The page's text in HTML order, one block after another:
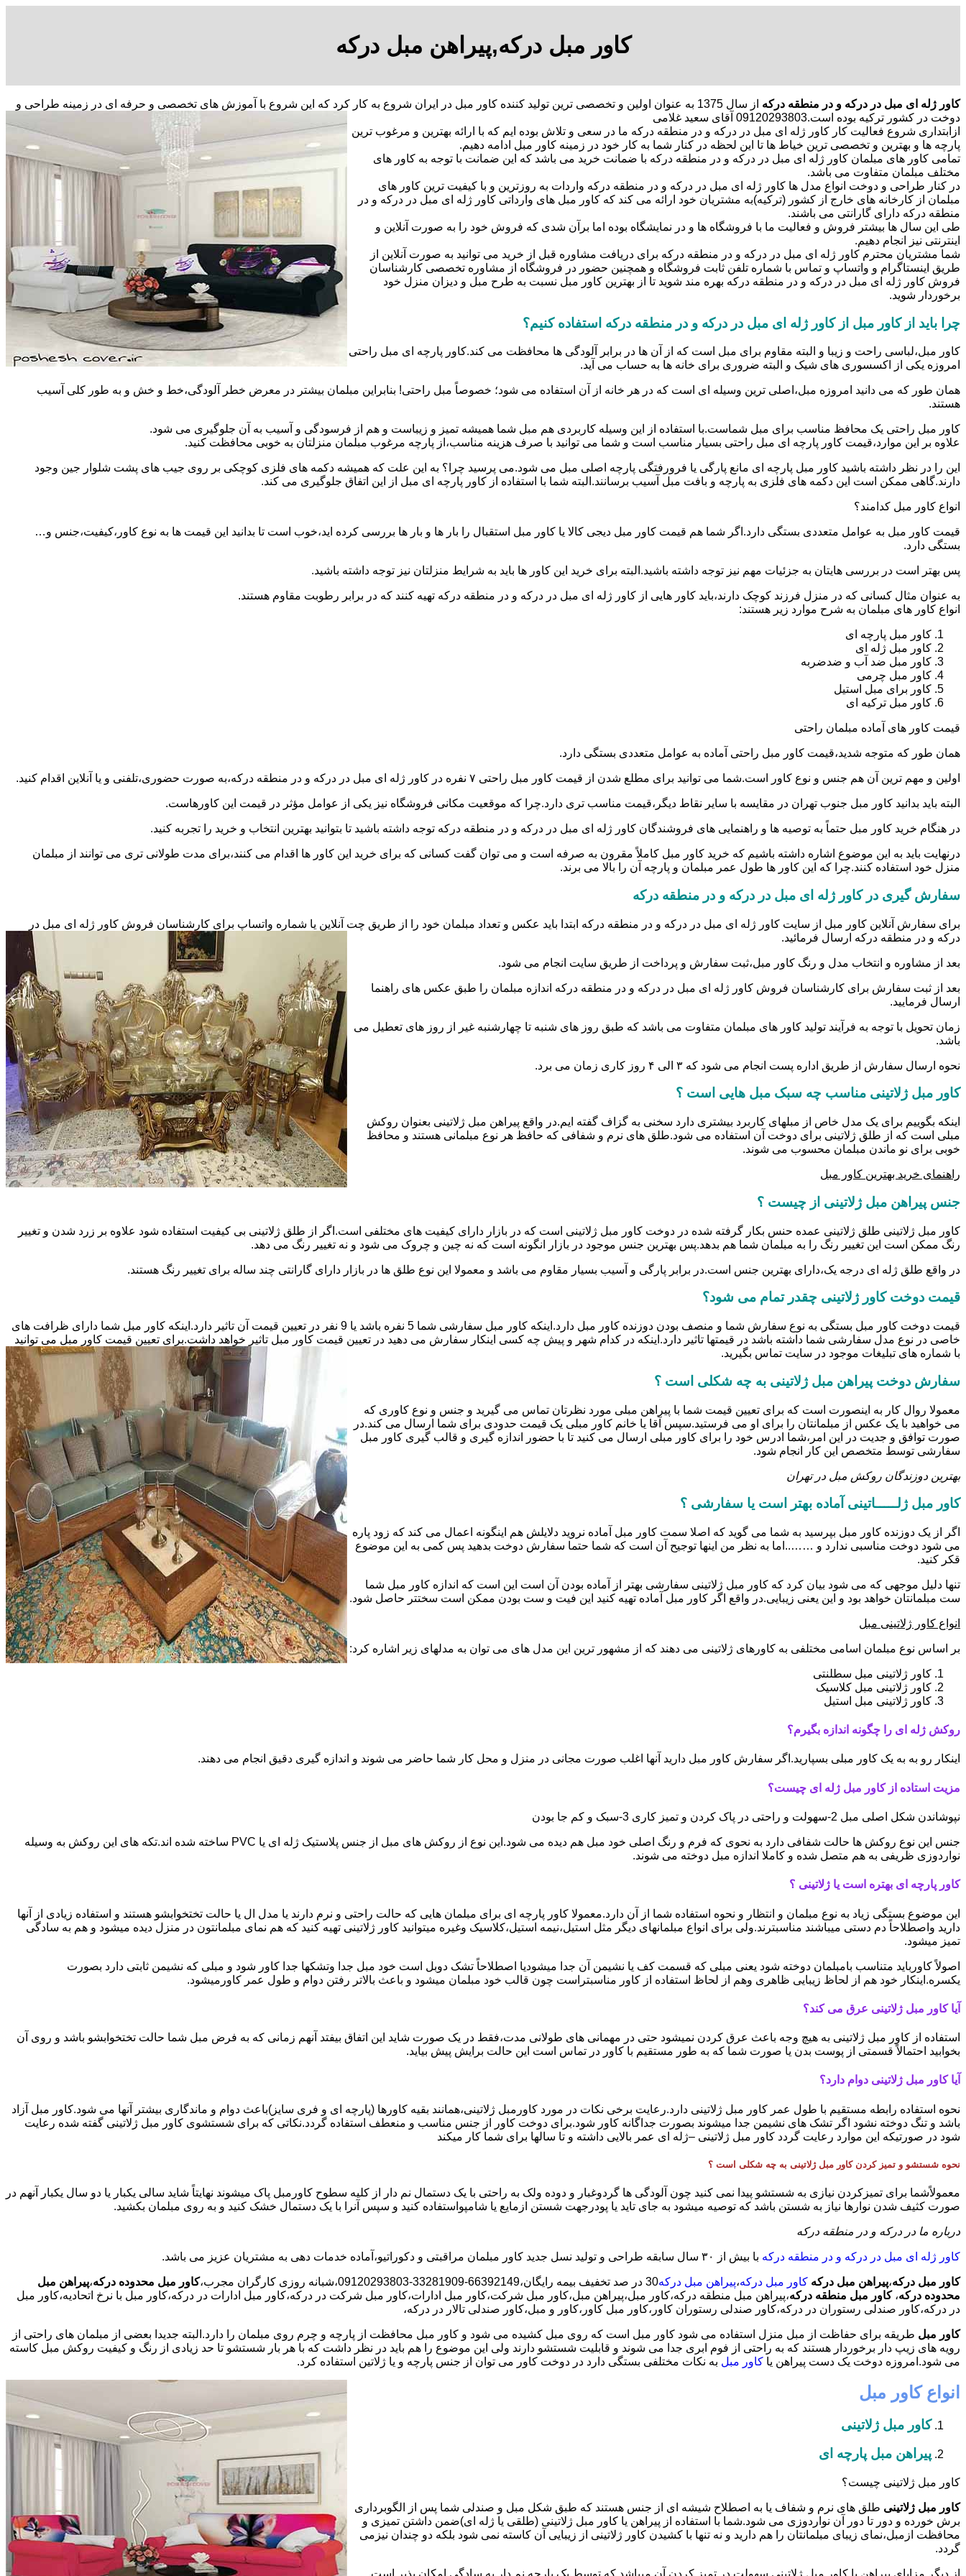
کاور مبل درکه,پیراهن مبل درکه
کاور ژله ای مبل در درکه و در منطقه درکه
از سال 1375 به عنوان اولین و تخصصی ترین تولید کننده کاور مبل در ایران شروع به کار کرد که این شروع با آموزش های تخصصی و حرفه ای در زمینه طراحی و
دوخت در کشور ترکیه بوده است.09120293803 آقای سعید غلامی
ازابتداری شروع فعالیت کار کاور ژله ای مبل در درکه و در منطقه درکه ما در سعی و تلاش بوده ایم که با ارائه بهترین و مرغوب ترین
پارچه ها و بهترین و تخصصی ترین خیاط ها تا این لحظه در کنار شما به کار خود در زمینه کاور مبل ادامه دهیم.
تمامی کاور های مبلمان کاور ژله ای مبل در درکه و در منطقه درکه با ضمانت خرید می باشد که این ضمانت با توجه به کاور های
مختلف مبلمان متفاوت می باشد.
در کنار طراحی و دوخت انواع مدل ها کاور ژله ای مبل در درکه و در منطقه درکه واردات به روزترین و با کیفیت ترین کاور های
مبلمان از کارخانه های خارج از کشور (ترکیه)به مشتریان خود ارائه می کند که کاور مبل های وارداتی کاور ژله ای مبل در درکه و در
منطقه درکه دارای گارانتی می باشند.
طی این سال ها بیشتر فروش و فعالیت ما با فروشگاه ها و در نمایشگاه بوده اما برآن شدی که فروش خود را به صورت آنلاین و
اینترنتی نیز انجام دهیم.
شما مشتریان محترم کاور ژله ای مبل در درکه و در منطقه درکه برای دریافت مشاوره قبل از خرید می توانید به صورت آنلاین از
طریق اینستاگرام و واتساپ و تماس با شماره تلفن ثابت فروشگاه و همچنین حضور در فروشگاه از مشاوره تخصصی کارشناسان
فروش کاور ژله ای مبل در درکه و در منطقه درکه بهره مند شوید تا از بهترین کاور مبل نسبت به طرح مبل و دیزان منزل خود
برخوردار شوید.
چرا باید از کاور مبل از کاور ژله ای مبل در درکه و در منطقه درکه استفاده کنیم؟
کاور مبل،لباسی راحت و زیبا و البته مقاوم برای مبل است که از آن ها در برابر آلودگی ها محافظت می کند.کاور پارچه ای مبل راحتی
امروزه یکی از اکسسوری های شیک و البته ضروری برای خانه ها به حساب می آید.
همان طور که می دانید امروزه مبل،اصلی ترین وسیله ای است که در هر خانه از آن استفاده می شود؛ خصوصاً مبل راحتی! بنابراین مبلمان بیشتر در معرض خطر آلودگی،خط و خش و به طور کلی آسیب
هستند.
کاور مبل راحتی یک محافظ مناسب برای مبل شماست.با استفاده از این وسیله کاربردی هم مبل شما همیشه تمیز و زیباست و هم از فرسودگی و آسیب به آن جلوگیری می شود.
علاوه بر این موارد،قیمت کاور پارچه ای مبل راحتی بسیار مناسب است و شما می توانید با صرف هزینه مناسب،از پارچه مرغوب مبلمان منزلتان به خوبی محافظت کنید.
این را در نظر داشته باشید کاور مبل پارچه ای مانع پارگی یا فرورفتگی پارچه اصلی مبل می شود.می پرسید چرا؟ به این علت که همیشه دکمه های فلزی کوچکی بر روی جیب های پشت شلوار جین وجود
دارند.گاهی ممکن است این دکمه های فلزی به پارچه و بافت مبل آسیب برسانند.البته شما با استفاده از کاور پارچه ای مبل از این اتفاق جلوگیری می کند.
انواع کاور مبل کدامند؟
قیمت کاور مبل به عوامل متعددی بستگی دارد.اگر شما هم قیمت کاور مبل دیجی کالا یا کاور مبل استقبال را بار ها و بار ها بررسی کرده اید،خوب است تا بدانید این قیمت ها به نوع کاور،کیفیت،جنس و…
بستگی دارد.
پس بهتر است در بررسی هایتان به جزئیات مهم نیز توجه داشته باشید.البته برای خرید این کاور ها باید به شرایط منزلتان نیز توجه داشته باشید.
به عنوان مثال کسانی که در منزل فرزند کوچک دارند،باید کاور هایی از کاور ژله ای مبل در درکه و در منطقه درکه تهیه کنند که در برابر رطوبت مقاوم هستند.
انواع کاور های مبلمان به شرح موارد زیر هستند:
کاور مبل پارچه ای
کاور مبل ژله ای
کاور مبل ضد آب و ضدضربه
کاور مبل چرمی
کاور برای مبل استیل
کاور مبل ترکیه ای
قیمت کاور های آماده مبلمان راحتی
همان طور که متوجه شدید،قیمت کاور مبل راحتی آماده به عوامل متعددی بستگی دارد.
اولین و مهم ترین آن هم جنس و نوع کاور است.شما می توانید برای مطلع شدن از قیمت کاور مبل راحتی ۷ نفره در کاور ژله ای مبل در درکه و در منطقه درکه،به صورت حضوری،تلفنی و یا آنلاین اقدام کنید.
البته باید بدانید کاور مبل جنوب تهران در مقایسه با سایر نقاط دیگر،قیمت مناسب تری دارد.چرا که موقعیت مکانی فروشگاه نیز یکی از عوامل مؤثر در قیمت این کاورهاست.
در هنگام خرید کاور مبل حتماً به توصیه ها و راهنمایی های فروشندگان کاور ژله ای مبل در درکه و در منطقه درکه توجه داشته باشید تا بتوانید بهترین انتخاب و خرید را تجربه کنید.
درنهایت باید به این موضوع اشاره داشته باشیم که خرید کاور مبل کاملاً مقرون به صرفه است و می توان گفت کسانی که برای خرید این کاور ها اقدام می کنند،برای مدت طولانی تری می توانند از مبلمان
منزل خود استفاده کنند.چرا که این کاور ها طول عمر مبلمان و پارچه آن را بالا می برند.
سفارش گیری در کاور ژله ای مبل در درکه و در منطقه درکه
برای سفارش آنلاین کاور مبل از سایت کاور ژله ای مبل در درکه و در منطقه درکه ابتدا باید عکس و تعداد مبلمان خود را از طریق چت آنلاین یا شماره واتساپ برای کارشناسان فروش کاور ژله ای مبل در
درکه و در منطقه درکه ارسال فرمائید.
بعد از مشاوره و انتخاب مدل و رنگ کاور مبل،ثبت سفارش و پرداخت از طریق سایت انجام می شود.
بعد از ثبت سفارش برای کارشناسان فروش کاور ژله ای مبل در درکه و در منطقه درکه اندازه مبلمان را طبق عکس های راهنما
ارسال فرمایید.
زمان تحویل با توجه به فرآیند تولید کاور های مبلمان متفاوت می باشد که طبق روز های شنبه تا چهارشنبه غیر از روز های تعطیل می
باشد.
نحوه ارسال سفارش از طریق اداره پست انجام می شود که ۳ الی ۴ روز کاری زمان می برد.
کاور مبل ژلاتینی مناسب چه سبک مبل هایی است ؟
اینکه بگوییم برای یک مدل خاص از مبلهای کاربرد بیشتری دارد سخنی به گزاف گفته ایم.در واقع پیراهن مبل ژلاتینی بعنوان روکش
مبلی است که از طلق ژلاتینی برای دوخت آن استفاده می شود.طلق های نرم و شفافی که حافظ هر نوع مبلمانی هستند و محافظ
خوبی برای نو ماندن مبلمان محسوب می شوند.
راهنمای خرید بهترین کاور مبل
جنس پیراهن مبل ژلاتینی از چیست ؟
کاور مبل ژلاتینی طلق ژلاتینی عمده حنس بکار گرفته شده در دوخت کاور مبل ژلاتینی است که در بازار دارای کیفیت های مختلفی است.اگر از طلق ژلاتینی بی کیفیت استفاده شود علاوه بر زرد شدن و تغییر
رنگ ممکن است این تغییر رنگ را به مبلمان شما هم بدهد.پس بهترین جنس موجود در بازار انگونه است که نه چین و چروک می شود و نه تغییر رنگ می دهد.
در واقع طلق ژله ای درجه یک،دارای بهترین جنس است.در برابر پارگی و آسیب بسیار مقاوم می باشد و معمولا این نوع طلق ها در بازار دارای گارانتی چند ساله برای تغییر رنگ هستند.
قیمت دوخت کاور ژلاتینی چقدر تمام می شود؟
قیمت دوخت کاور مبل بستگی به نوع سفارش شما و منصف بودن دوزنده کاور مبل دارد.اینکه کاور مبل سفارشی شما 5 نفره باشد یا 9 نفر در تعیین قیمت آن تاثیر دارد.اینکه کاور مبل شما دارای ظرافت های
خاصی در نوع مدل سفارشی شما داشته باشد در قیمتها تاثیر دارد.اینکه در کدام شهر و پیش چه کسی اینکار سفارش می دهید در تعیین قیمت کاور مبل تاثیر خواهد داشت.برای تعیین قیمت کاور مبل می توانید
با شماره های تبلیغات موجود در سایت تماس بگیرید.
سفارش دوخت پیراهن مبل ژلاتینی به چه شکلی است ؟
معمولا روال کار به اینصورت است که برای تعیین قیمت شما با پیراهن مبلی مورد نظرتان تماس می گیرید و جنس و نوع کاوری که
می خواهید با یک عکس از مبلمانتان را برای او می فرستید.سپس آقا یا خانم کاور مبلی یک قیمت حدودی برای شما ارسال می کند.در
صورت توافق و جدیت در این امر،شما ادرس خود را برای کاور مبلی ارسال می کنید تا با حضور اندازه گیری و قالب گیری کاور مبل
سفارشی توسط متخصص این کار انجام شود.
بهترین دوزندگان روکش مبل در تهران
کاور مبل ژلـــــاتینی آماده بهتر است یا سفارشی ؟
اگر از یک دوزنده کاور مبل بپرسید به شما می گوید که اصلا سمت کاور مبل آماده نروید دلایلش هم اینگونه اعمال می کند که زود پاره
می شود دوخت مناسبی ندارد و ……..اما به نظر من اینها توجیح آن است که شما حتما سفارش دوخت بدهید پس کمی به این موضوع
قکر کنید.
تنها دلیل موجهی که می شود بیان کرد که کاور مبل ژلاتینی سفارشی بهتر از آماده بودن آن است این است که اندازه کاور مبل شما
ست مبلمانتان خواهد بود و این یعنی زیبایی.در واقع اگر کاور مبل آماده تهیه کنید این فیت و ست بودن ممکن است سختتر حاصل شود.
انواع کاور ژلاتینی مبل
بر اساس نوع مبلمان اسامی مختلفی به کاورهای ژلاتینی می دهند که از مشهور ترین این مدل های می توان به مدلهای زیر اشاره کرد:
کاور ژلاتینی مبل سطلنتی
کاور ژلاتینی مبل کلاسیک
کاور ژلاتینی مبل استیل
روکش ژله ای را چگونه اندازه بگیرم؟
اینکار رو به به یک کاور مبلی بسپارید.اگر سفارش کاور مبل دارید آنها اغلب صورت مجانی در منزل و محل کار شما حاضر می شوند و اندازه گیری دقیق انجام می دهند.
مزیت استاده از کاور مبل ژله ای چیست؟
نپوشاندن شکل اصلی مبل 2-سهولت و راحتی در پاک کردن و تمیز کاری 3-سبک و کم جا بودن
جنس این نوع روکش ها حالت شفافی دارد به نحوی که فرم و رنگ اصلی خود مبل هم دیده می شود.این نوع از روکش های مبل از جنس پلاستیک ژله ای یا PVC ساخته شده اند.تکه های این روکش به وسیله
نواردوزی ظریفی به هم متصل شده و کاملا اندازه مبل دوخته می شوند.
کاور پارچه ای بهتره است یا ژلاتینی ؟
این موضوع بستگی زیاد به نوع مبلمان و انتظار و نحوه استفاده شما از آن دارد.معمولا کاور پارچه ای برای مبلمان هایی که حالت راحتی و نرم دارند یا مدل ال یا حالت تختخوابشو هستند و استفاده زیادی از آنها
دارید واصطلاحاً دم دستی میباشند مناسبترند.ولی برای انواع مبلمانهای دیگر مثل استیل،نیمه استیل،کلاسیک وغیره میتوانید کاور ژلاتینی تهیه کنید که هم نمای مبلمانتون در منزل دیده میشود و هم به سادگی
تمیز میشود.
اصولاً کاورباید متناسب بامبلمان دوخته شود یعنی مبلی که قسمت کف یا نشیمن آن جدا میشودیا اصطلاحاً تشک دوبل است خود مبل جدا وتشکها جدا کاور شود و مبلی که نشیمن ثابتی دارد بصورت
یکسره.اینکار خود هم از لحاظ زیبایی ظاهری وهم از لحاظ استفاده از کاور مناسبتراست چون قالب خود مبلمان میشود و باعث بالاتر رفتن دوام و طول عمر کاورمیشود.
آیا کاور مبل ژلاتینی عرق می کند؟
استفاده از کاور مبل ژلاتینی به هیچ وجه باعث عرق کردن نمیشود حتی در مهمانی های طولانی مدت،فقط در یک صورت شاید این اتفاق بیفتد آنهم زمانی که به فرض مبل شما حالت تختخوابشو باشد و روی آن
بخوابید احتمالاً قسمتی از پوست بدن یا صورت شما که به طور مستقیم با کاور در تماس است این حالت برایش پیش بیاید.
آیا کاور مبل ژلاتینی دوام دارد؟
نحوه استفاده رابطه مستقیم با طول عمر کاور مبل ژلاتینی دارد.رعایت برخی نکات در مورد کاورمبل ژلاتینی،همانند بقیه کاورها (پارچه ای و فری سایز)باعث دوام و ماندگاری بیشتر آنها می شود.کاور مبل آزاد
باشد و تنگ دوخته نشود اگر تشک های نشیمن جدا میشوند بصورت جداگانه کاور شود.برای دوخت کاور از جنس مناسب و منعطف استفاده گردد.نکاتی که برای شستشوی کاور مبل ژلاتینی گفته شده رعایت
شود در صورتیکه این موارد رعایت گردد کاور مبل ژلاتینی –ژله ای عمر بالایی داشته و تا سالها برای شما کار میکند
نحوه شستشو و تمیز کردن کاور مبل ژلاتینی به چه شکلی است ؟
معمولاًشما برای تمیزکردن نیازی به شستشو پیدا نمی کنید چون آلودگی ها گردوغبار و دوده ولک به راحتی با یک دستمال نم دار از کلیه سطوح کاورمبل پاک میشوند نهایتاً شاید سالی یکبار یا دو سال یکبار آنهم در
صورت کثیف شدن نوارها نیاز به شستن باشد که توصیه میشود به جای تاید یا پودرجهت شستن ازمایع یا شامپواستفاده کنید و سپس آنرا با یک دستمال خشک کنید و به روی مبلمان بکشید.
درباره ما در درکه و در منطقه درکه
کاور ژله ای مبل در درکه و در منطقه درکه با بیش از ٣٠ سال سابقه طراحی و تولید نسل جدید کاور مبلمان مراقبتی و دکوراتیو،آماده خدمات دهی به مشتریان عزیز می باشد.
کاور مبل درکه،پیراهن مبل درکه کاور مبل درکه،پیراهن مبل درکه30 در صد تخفیف بیمه رایگان،66392149-33281909-09120293803،شبانه روزی کارگران مجرب، کاور مبل محدوده درکه،پیراهن مبل
محدوده درکه، کاور مبل منطقه درکه،پیراهن مبل منطقه درکه،کاور مبل،پیراهن مبل،کاور مبل شرکت،کاور مبل ادارات،کاور مبل شرکت در درکه،کاور مبل ادارات در درکه،کاور مبل با نرخ اتحادیه،کاور مبل
در درکه،کاور صندلی رستوران در درکه،کاور صندلی رستوران کاور،کاور مبل کاور،کاور و مبل،کاور صندلی تالار در درکه،
کاور مبل طریقه برای حفاظت از مبل منزل استفاده می شود کاور مبل است که روی مبل کشیده می شود و کاور مبل محافظت از پارچه و چرم روی مبلمان را دارد.البته جدیدا بعضی از مبلمان های راحتی از
رویه های زیپ دار برخوردار هستند که به راحتی از فوم ابری جدا می شوند و قابلیت شستشو دارند ولی این موضوع را هم باید در نظر داشت که با هر بار شستشو تا حد زیادی از رنگ و کیفیت روکش مبل کاسته
می شود.امروزه دوخت یک دست پیراهن یا کاور مبل به نکات مختلفی بستگی دارد در دوخت کاور می توان از جنس پارچه و یا ژلاتین استفاده کرد.
انواع کاور مبل
کاور مبل ژلاتینی
پیراهن مبل پارچه ای
کاور مبل ژلاتینی چیست؟
کاور مبل ژلاتینی طلق های نرم و شفاف یا به اصطلاح شیشه ای از جنس هستند که طبق شکل مبل و صندلی شما پس از الگوبرداری
برش خورده و دور تا دور آن نواردوزی می شود.شما با استفاده از پیراهن یا کاور مبل ژلاتینی (طلقی یا ژله ای)ضمن داشتن تمیزی و
محافظت ازمبل،نمای زیبای مبلمانتان را هم دارید و نه تنها با کشیدن کاور ژلاتینی از زیبایی آن کاسته نمی شود بلکه دو چندان نیزمی
گردد.